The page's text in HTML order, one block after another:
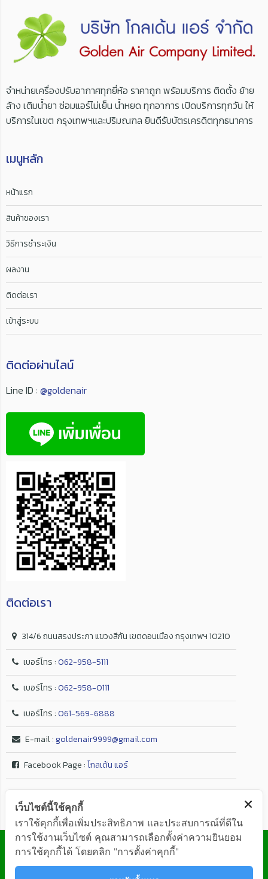
จำหน่ายเครื่องปรับอากาศทุกยี่ห้อ ราคาถูก พร้อมบริการ ติดตั้ง ย้าย
ล้าง เติมน้ำยา ซ่อมแอร์ไม่เย็น น้ำหยด ทุกอาการ เปิดบริการทุกวัน ให้
บริการในเขต กรุงเทพฯและปริมณฑล ยินดีรับบัตรเครดิตทุกธนาคาร
เมนูหลัก
หน้าแรก
สินค้าของเรา
วิธีการชำระเงิน
ผลงาน
ติดต่อเรา
เข้าสู่ระบบ
ติดต่อผ่านไลน์
Line ID : @goldenair
ติดต่อเรา
314/6 ถนนสรงประภา แขวงสีกัน เขตดอนเมือง กรุงเทพฯ 10210
เบอร์โทร :062-958-5111
เบอร์โทร :062-958-0111
เบอร์โทร :061-569-6888
E-mail :goldenair9999@gmail.com
Facebook Page :โกลเด้น แอร์
© GOLDEN AIR Co.,Ltd. ALL RIGHTS RESERVED
เว็บไซต์นี้ใช้คุกกี้
เราใช้คุกกี้เพื่อเพิ่มประสิทธิภาพ และประสบการณ์ที่ดีใน
การใช้งานเว็บไซต์ คุณสามารถเลือกตั้งค่าความยินยอม
การใช้คุกกี้ได้ โดยคลิก "การตั้งค่าคุกกี้"